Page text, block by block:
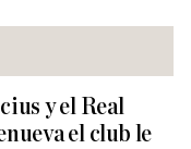
y el Real
el club le